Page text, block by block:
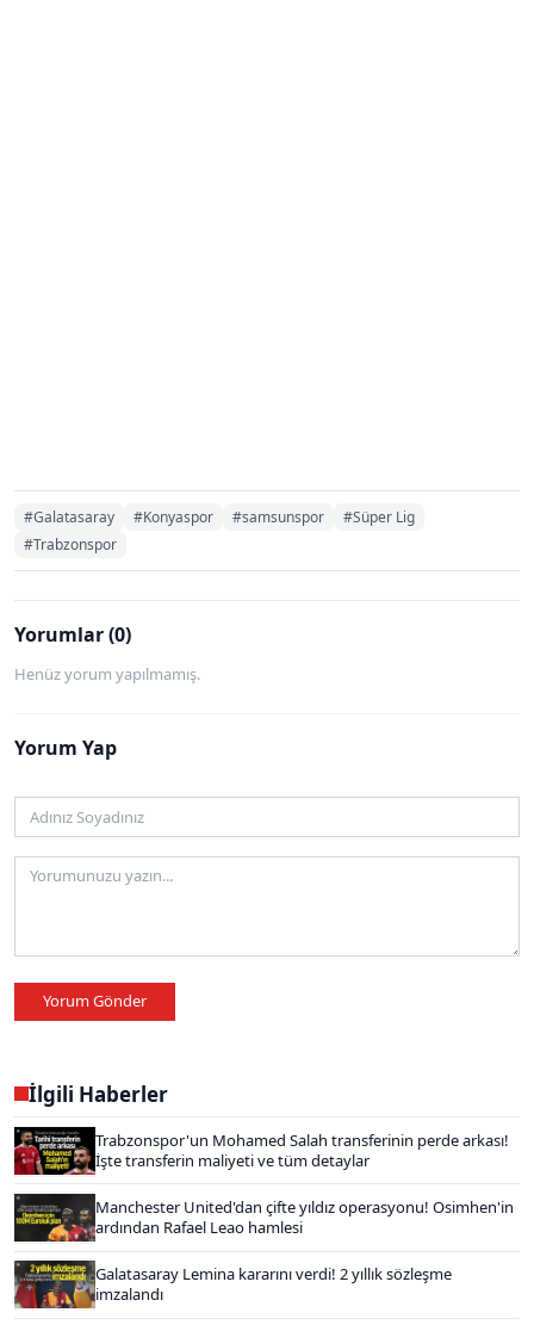
#Galatasaray #Konyaspor #samsunspor
#Süper Lig
#Trabzonspor
Yorumlar (0)
Henüz yorum yapılmamış.
Yorum Yap
Yorum Gönder
İlgili Haberler
Trabzonspor'un Mohamed Salah transferinin perde arkası!
İşte transferin maliyeti ve tüm detaylar
Manchester United'dan çifte yıldız operasyonu! Osimhen'in
ardından Rafael Leao hamlesi
Galatasaray Lemina kararını verdi! 2 yıllık sözleşme
imzalandı